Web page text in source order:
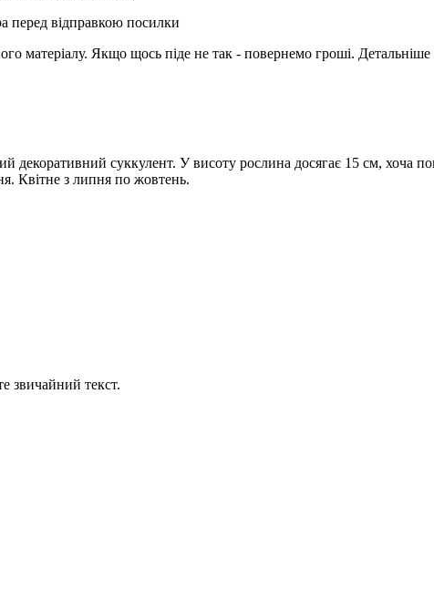
перед відправкою посилки
матеріалу. Якщо щось піде не так - повернемо гроші.
суккулент. У висоту рослина досягає 15 см, хоча
Квітне з липня по жовтень.
звичайний текст.